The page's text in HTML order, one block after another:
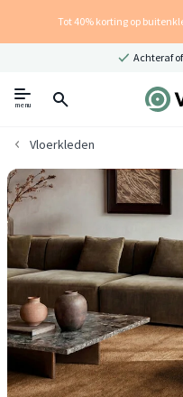
Tot 40% korting op
Achteraf
menu
Vloerkleden